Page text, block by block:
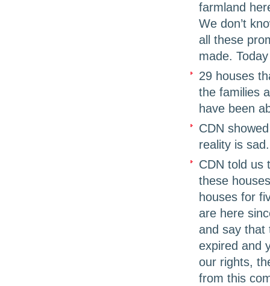
farmland
We don’t
all these
made.
29 houses
the families
have been
CDN
reality is sad.
CDN told us
these
houses for
are here
and say that
expired and
our rights,
from this